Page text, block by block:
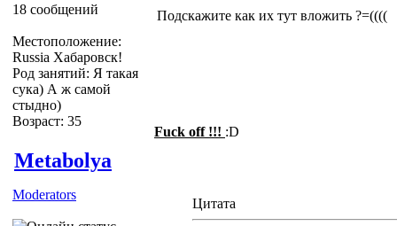
18 сообщений
Местоположение:
Russia Хабаровск!
Род занятий: Я такая
сука) А ж самой
стыдно)
Возраст: 35
Подскажите как их тут вложить ?=((((
Fuck off !!! :D
Metabolya
Moderators
Цитата